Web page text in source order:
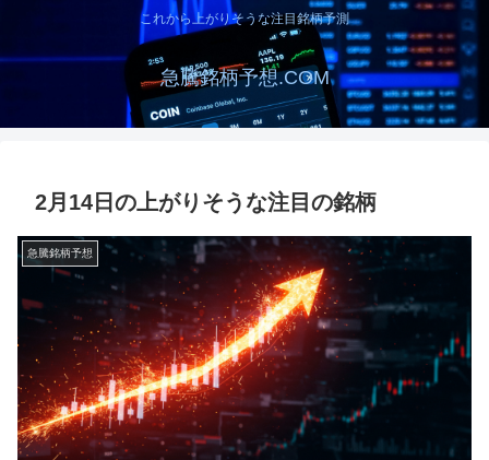
これから上がりそうな注目銘柄予測
急騰銘柄予想.COM
2月14日の上がりそうな注目の銘柄
急騰銘柄予想